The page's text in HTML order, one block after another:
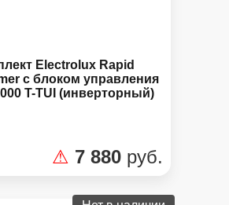
Electrolux Rapid
с блоком управления
T-TUI (инверторный)
⚠ 7 880 руб.